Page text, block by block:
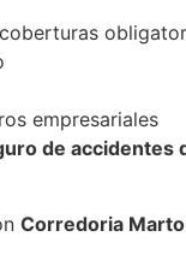
empresariales
de
Corredoria